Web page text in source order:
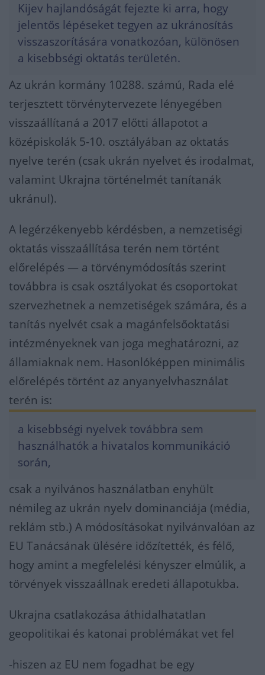
Kijev hajlandóságát fejezte ki arra, hogy
jelentős lépéseket tegyen az ukránosítás
visszaszorítására vonatkozóan, különösen
a kisebbségi oktatás területén.
Az ukrán kormány 10288. számú, Rada elé
terjesztett törvénytervezete lényegében
visszaállítaná a 2017 előtti állapotot a
középiskolák 5-10. osztályában az oktatás
nyelve terén (csak ukrán nyelvet és irodalmat,
valamint Ukrajna történelmét tanítanák
ukránul).
A legérzékenyebb kérdésben, a nemzetiségi
oktatás visszaállítása terén nem történt
előrelépés — a törvénymódosítás szerint
továbbra is csak osztályokat és csoportokat
szervezhetnek a nemzetiségek számára, és a
tanítás nyelvét csak a magánfelsőoktatási
intézményeknek van joga meghatározni, az
államiaknak nem. Hasonlóképpen minimális
előrelépés történt az anyanyelvhasználat
terén is:
a kisebbségi nyelvek továbbra sem
használhatók a hivatalos kommunikáció
során,
csak a nyilvános használatban enyhült
némileg az ukrán nyelv dominanciája (média,
reklám stb.) A módosításokat nyilvánvalóan az
EU Tanácsának ülésére időzítették, és félő,
hogy amint a megfelelési kényszer elmúlik, a
törvények visszaállnak eredeti állapotukba.
Ukrajna csatlakozása áthidalhatatlan
geopolitikai és katonai problémákat vet fel
-hiszen az EU nem fogadhat be egy